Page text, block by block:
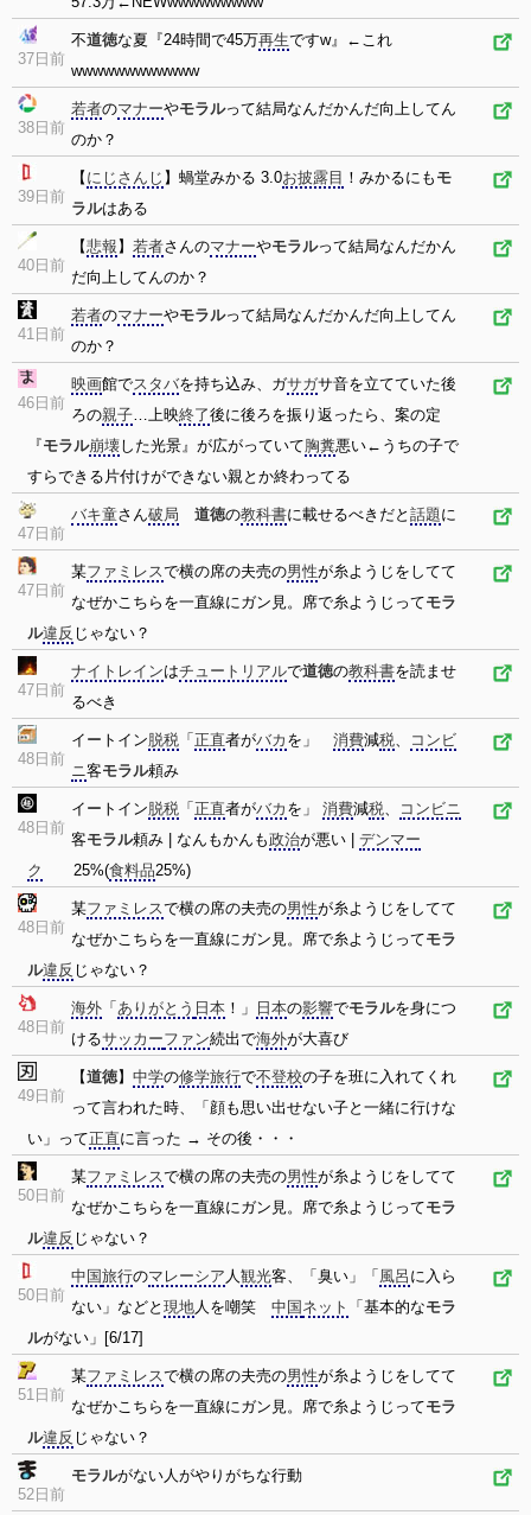
37日前
不道徳な夏『24時間で45万再生ですw』←これ
wwwwwwwwwwww
38日前
若者のマナーやモラルって結局なんだかんだ向上してん
のか？
39日前
【 にじさんじ 】蝸堂みかる 3.0お披露目 ！みかるにも モ
ラルはある
40日前
【悲報 】 若者さんのマナーやモラルって結局なんだかん
だ向上してんのか？
41日前
若者のマナーやモラルって結局なんだかんだ向上してん
のか？
46日前
映画館でスタバを持ち込み、ガサガサ音を立てていた後
ろの親子…上映終了後に後ろを振り返ったら、案の定
『モラル崩壊した光景』が広がっていて胸糞悪い←うちの子で
すらできる片付けができない親とか終わってる
47日前
バキ童さん破局 道徳の教科書に載せるべきだと 話題に
47日前
某ファミレスで横の席の夫売の男性が糸ようじをしてて
なぜかこちらを一直線にガン見。席で糸ようじってモラ
ル違反 じゃない？
47日前
ナイトレインはチュートリアルで道徳の教科書を読ませ
るべき
48日前
イートイン脱税 「 正直者がバカ を」 消費減税、
コンビ
ニ客モラル頼み
48日前
イートイン脱税 「 正直者がバカ を」 消費減税、
コンビニ
客モラル頼み | なんもかんも政治が悪い | デンマー
ク
25%(食料品25%)
48日前
某ファミレスで横の席の夫売の男性が糸ようじをしてて
なぜかこちらを一直線にガン見。席で糸ようじってモラ
ル違反 じゃない？
48日前
海外 「 ありがとう 日本 ！」 日本の影響でモラルを身につ
けるサッカーファン続出で海外が大喜び
49日前
【道徳】 中学の修学旅行で不登校の子を班に入れてくれ
って言われた時、「顔も思い出せない子と一緒に行けな
い」って正直に言った → その後・・・
50日前
某ファミレスで横の席の夫売の男性が糸ようじをしてて
なぜかこちらを一直線にガン見。席で糸ようじってモラ
ル違反 じゃない？
50日前
中国旅行のマレーシア 人観光客、「臭い」「 風呂 に入ら
ない」などと 現地人を嘲笑 中国 ネット 「基本的なモラ
ルがない」[6/17]
51日前
某ファミレスで横の席の夫売の男性が糸ようじをしてて
なぜかこちらを一直線にガン見。席で糸ようじってモラ
ル違反 じゃない？
52日前
モラルがない人がやりがちな行動